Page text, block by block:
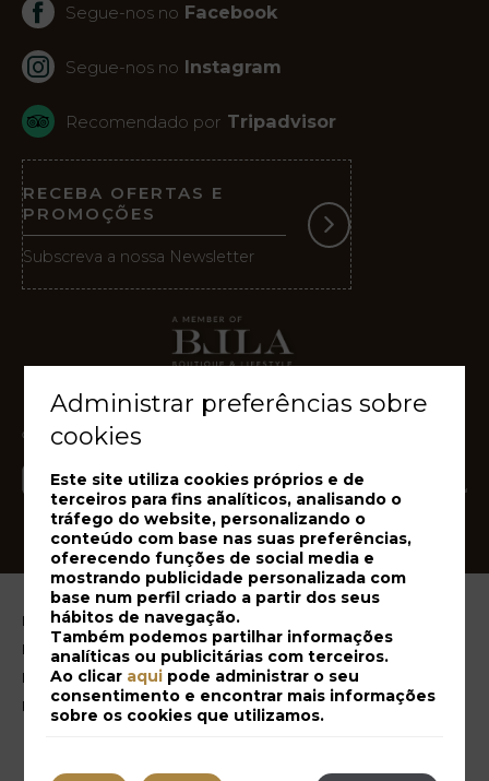
Localização
Segue-nos no Facebook
Segue-nos no Instagram
Recomendado por Tripadvisor
RECEBA OFERTAS E
PROMOÇÕES
Subscreva a nossa Newsletter
Notícia legal
Política de Cookies
Livro de Reclamações
Resolução Alternativa de Litígios
Administrar preferências sobre
cookies
Este site utiliza cookies próprios e de
terceiros para fins analíticos, analisando o
tráfego do website, personalizando o
conteúdo com base nas suas preferências,
oferecendo funções de social media e
mostrando publicidade personalizada com
base num perfil criado a partir dos seus
hábitos de navegação.
Também podemos partilhar informações
analíticas ou publicitárias com terceiros.
Ao clicar aqui pode administrar o seu
consentimento e encontrar mais informações
sobre os cookies que utilizamos.